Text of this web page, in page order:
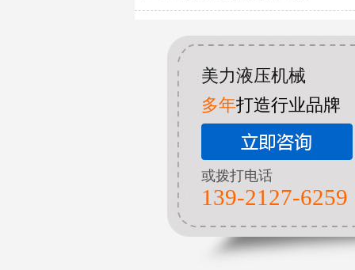
美力液压机械
多年打造行业品牌
或拨打电话
139-2127-6259